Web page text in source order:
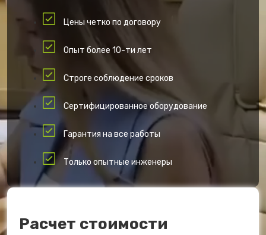
Цены четко по договору
Опыт более 10-ти лет
Строге соблюдение сроков
Сертифицированное оборудование
Гарантия на все работы
Только опытные инженеры
Расчет стоимости